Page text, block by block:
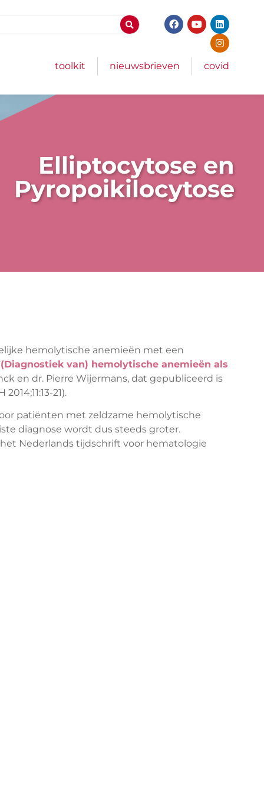
toolkit nieuwsbrieven covid
Elliptocytose en
Pyropoikilocytose
hemolytische anemieën met een
van) hemolytische anemieën als
en dr. Pierre Wijermans, dat gepubliceerd is
21).
patiënten met zeldzame hemolytische
diagnose wordt dus steeds groter.
Nederlands tijdschrift voor hematologie